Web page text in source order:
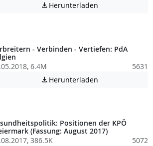
 Herunterladen
- Verbinden - Vertiefen: PdA
6.4M
5631
 Herunterladen
Positionen der KPÖ
(Fassung: August 2017)
386.5K
5072